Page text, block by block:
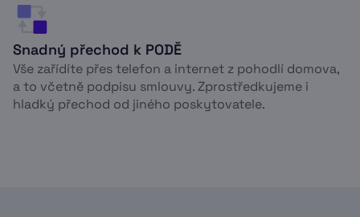
Snadný přechod k PODĚ
Vše zařídíte přes telefon a internet z pohodlí domova,
a to včetně podpisu smlouvy. Zprostředkujeme i
hladký přechod od jiného poskytovatele.